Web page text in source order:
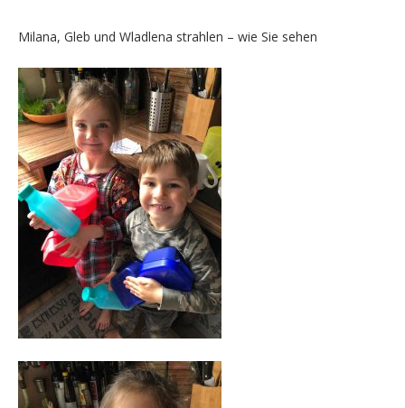
Milana, Gleb und Wladlena strahlen – wie Sie sehen